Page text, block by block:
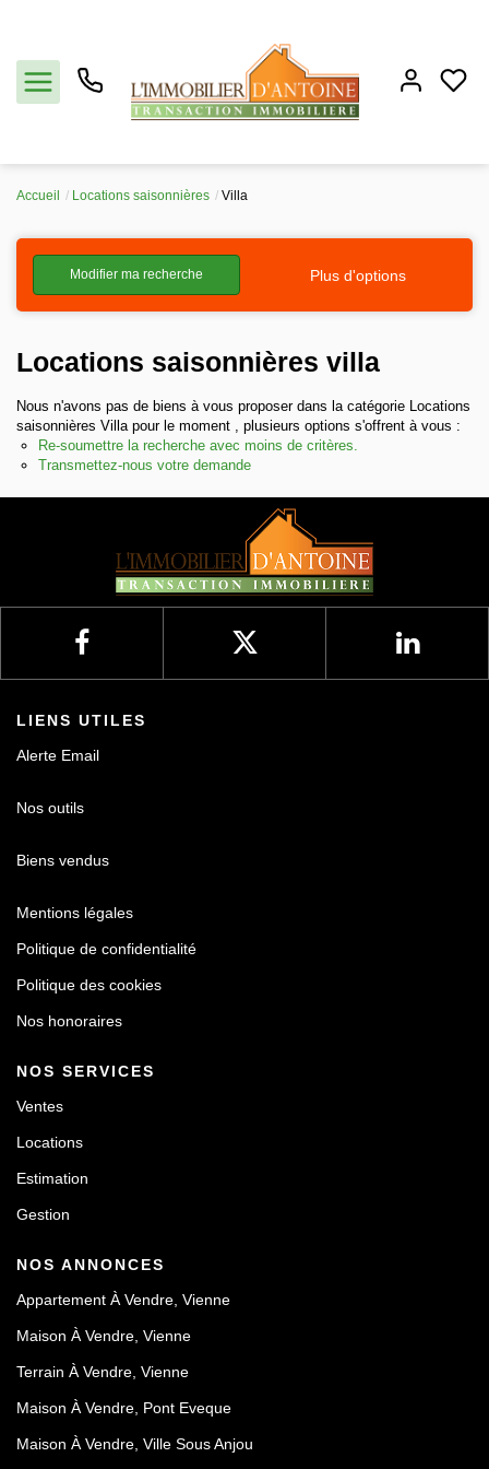
Vendre
Estimation
Notre agence
Partenaires
Contact
Accueil Locations saisonnières Villa
Modifier ma recherche Plus d'options
Locations saisonnières villa
Nous n'avons pas de biens à vous proposer dans la catégorie Locations
saisonnières Villa pour le moment , plusieurs options s'offrent à vous :
Re-soumettre la recherche avec moins de critères.
Transmettez-nous votre demande
LIENS UTILES
Alerte Email
Nos outils
Biens vendus
Mentions légales
Politique de confidentialité
Politique des cookies
Nos honoraires
NOS SERVICES
Ventes
Locations
Estimation
Gestion
NOS ANNONCES
Appartement À Vendre, Vienne
Maison À Vendre, Vienne
Terrain À Vendre, Vienne
Maison À Vendre, Pont Eveque
Maison À Vendre, Ville Sous Anjou